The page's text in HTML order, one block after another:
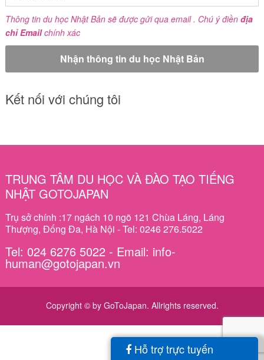
Thông tin du học Nhật Bản sẽ được gửi qua email . Chú ý điền địa
chỉ Emailchính xác
Kết nối với chúng tôi
TRUNG TÂM DU HỌC VÀ ĐÀO TẠO TIẾNG
NHẬT GOTOJAPAN
Trụ sở chính :17 ngách 10 ngõ 121 Chùa Láng, Láng
Thượng, Đống Đa, Hà Nội - Tel: 0246 276.5022
Tel: 024 6276 5022 - Email: info-
human@gotojapan.vn
Copyright © by GoToJapan. Allrights reserved.
Hỗ trợ trực tuyến